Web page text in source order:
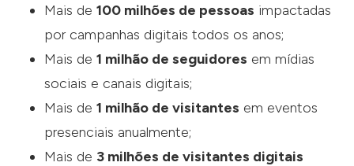
Mais de 100 milhões de pessoas impactadas
por campanhas digitais todos os anos;
Mais de 1 milhão de seguidores em mídias
sociais e canais digitais;
Mais de 1 milhão de visitantes em eventos
presenciais anualmente;
Mais de 3 milhões de visitantes digitais